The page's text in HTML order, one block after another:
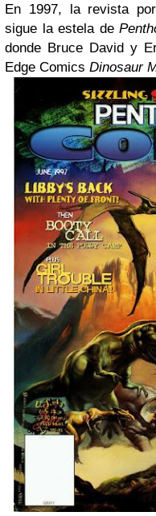
En 1997, la revista
sigue la estela de
donde Bruce David y
Edge Comics Dinosaur